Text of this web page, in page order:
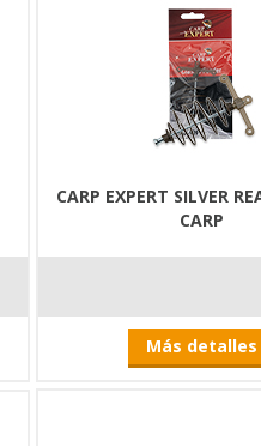
CARP EXPERT SILVER
CARP
Más detalles